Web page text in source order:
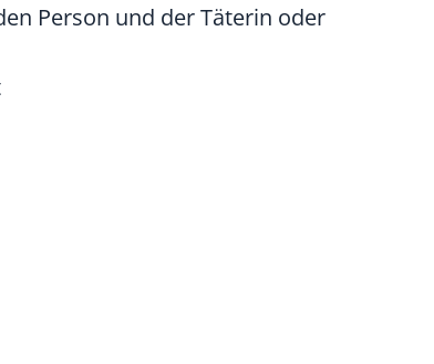
Person und der Täterin oder